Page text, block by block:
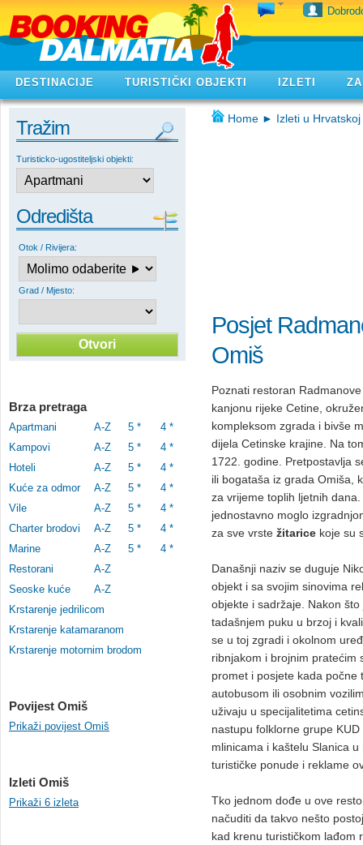
DESTINACIJE TURISTIČKI OBJEKTI IZLETI
Tražim
Turisticko-ugostiteljski objekti:
Odredišta
Otok / Rivijera:
Grad / Mjesto:
Brza pretraga
Apartmani A-Z 5 *
4 *
Kampovi
A-Z 5 *
4 *
Hoteli
A-Z 5 *
4 *
Kuće za odmor
A-Z 5 *
4 *
Vile
A-Z 5 *
4 *
Charter brodovi
A-Z 5 *
4 *
Marine
A-Z 5 *
4 *
Restorani
A-Z
Seoske kuće
A-Z
Krstarenje jedrilicom
Krstarenje katamaranom
Krstarenje motornim brodom
Povijest Omiš
Prikaži povijest Omiš
Izleti Omiš
Prikaži 6 izleta
Home ► Izleti u Hrvatskoj
Posjet
Omiš
Poznati restoran
kanjonu rijeke Cetine,
kompleksom zgrada i bivše
dijela Cetinske krajine. Na
1722. godine. Pretpostavlja
ili bogataša iz grada Omiša,
za vrijeme toplih ljetnih
jednostavno moglo
za sve vrste žitarice koje su
Današnji naziv se duguje
objekt i sa svojim sinovima
objekte i sadržaje. Nakon
tadašnjem puku u brzoj i
se u toj zgradi i okolnom
ribnjakom i brojnim pratećim
promet i posjete kada počne
autobusom ili osobnim
uživaju u specijalitetima
nastupu folklorne grupe
mlinicama i kaštelu Slanica
turističke ponude i reklame
Tko jednom dođe u ove
načuditi da takvo nešto
kad krenu turističkom lađom